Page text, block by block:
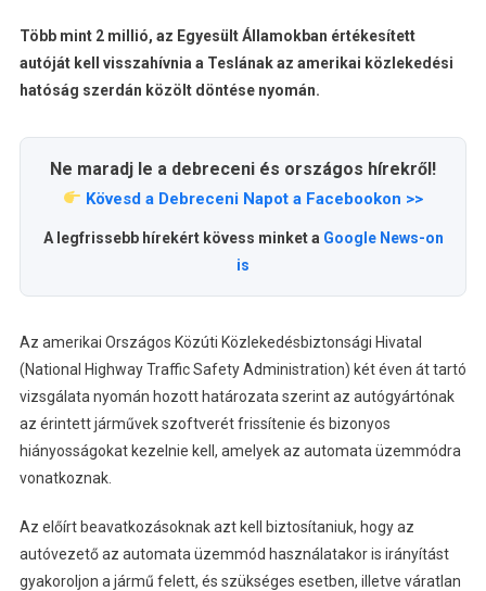
Több mint 2 millió, az Egyesült Államokban értékesített
autóját kell visszahívnia a Teslának az amerikai közlekedési
hatóság szerdán közölt döntése nyomán.
Ne maradj le a debreceni és országos hírekről!
Kövesd a Debreceni Napot a Facebookon >>
A legfrissebb hírekért kövess minket a Google News-on
is
Az amerikai Országos Közúti Közlekedésbiztonsági Hivatal
(National Highway Traffic Safety Administration) két éven át tartó
vizsgálata nyomán hozott határozata szerint az autógyártónak
az érintett járművek szoftverét frissítenie és bizonyos
hiányosságokat kezelnie kell, amelyek az automata üzemmódra
vonatkoznak.
Az előírt beavatkozásoknak azt kell biztosítaniuk, hogy az
autóvezető az automata üzemmód használatakor is irányítást
gyakoroljon a jármű felett, és szükséges esetben, illetve váratlan